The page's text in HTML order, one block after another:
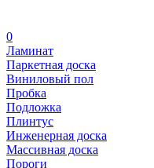
0
Ламинат
Паркетная доска
Виниловый пол
Пробка
Подложка
Плинтус
Инженерная доска
Массивная доска
Пороги